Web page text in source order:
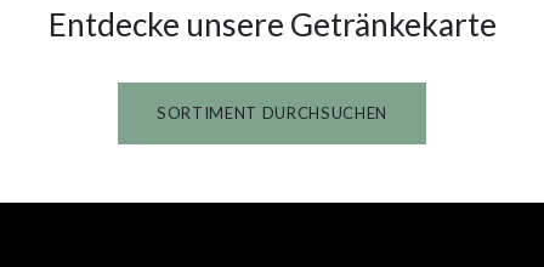
Entdecke unsere Getränkekarte
SORTIMENT DURCHSUCHEN